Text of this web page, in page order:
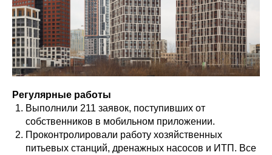
Регулярные работы
Выполнили 211 заявок, поступивших от
собственников в мобильном приложении.
Проконтролировали работу хозяйственных
питьевых станций, дренажных насосов и ИТП. Все